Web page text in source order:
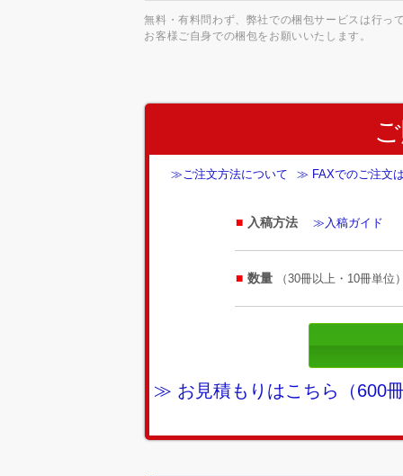
無料・有料問わず、弊社での梱包サービスは行っ
お客様ご自身での梱包をお願いいたします。
≫ご注文方法について ≫ FAXでのご注文
入稿方法 ≫入稿ガイド
数量 （30冊以上・10冊単位
≫ お見積もりはこちら（600